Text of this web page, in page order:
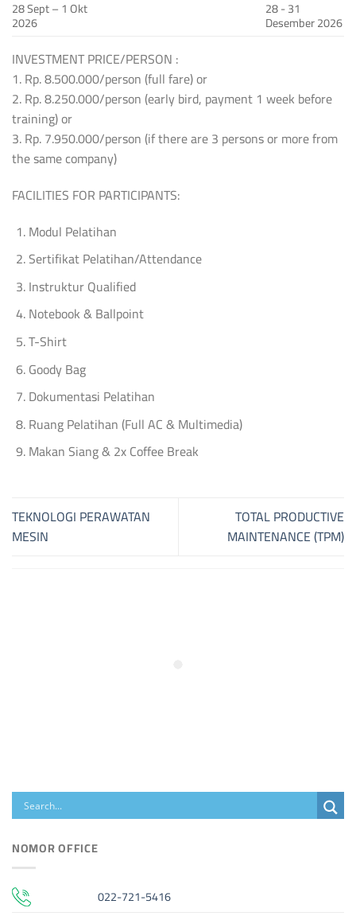
28 Sept – 1 Okt
2026
28 - 31
Desember 2026
INVESTMENT PRICE/PERSON :
1. Rp. 8.500.000/person (full fare) or
2. Rp. 8.250.000/person (early bird, payment 1 week before
training) or
3. Rp. 7.950.000/person (if there are 3 persons or more from
the same company)
FACILITIES FOR PARTICIPANTS:
Modul Pelatihan
Sertifikat Pelatihan/Attendance
Instruktur Qualified
Notebook & Ballpoint
T-Shirt
Goody Bag
Dokumentasi Pelatihan
Ruang Pelatihan (Full AC & Multimedia)
Makan Siang & 2x Coffee Break
TEKNOLOGI PERAWATAN
MESIN
TOTAL PRODUCTIVE
MAINTENANCE (TPM)
NOMOR OFFICE
022-721-5416